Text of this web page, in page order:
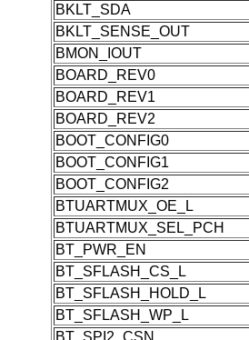
BKLT_SDA
BKLT_SENSE_OUT
BMON_IOUT
BOARD_REV0
BOARD_REV1
BOARD_REV2
BOOT_CONFIG0
BOOT_CONFIG1
BOOT_CONFIG2
BTUARTMUX_OE_L
BTUARTMUX_SEL_PCH
BT_PWR_EN
BT_SFLASH_CS_L
BT_SFLASH_HOLD_L
BT_SFLASH_WP_L
BT_SPI2_CSN